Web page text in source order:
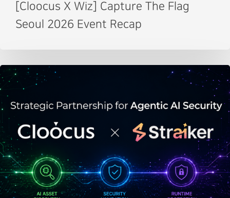
[Cloocus X Wiz] Capture The Flag
Seoul 2026 Event Recap